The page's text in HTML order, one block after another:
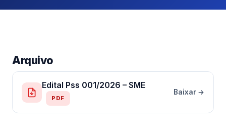
Arquivo
Edital Pss 001/2026 – SME
PDF
Baixar →